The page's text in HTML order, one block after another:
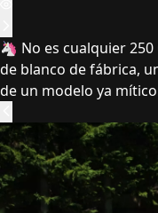
🦄 No es cualquier
de blanco de fábrica,
de un modelo ya